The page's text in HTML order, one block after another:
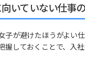
いていない仕事
子が避けたほうがよい
握しておくことで、入